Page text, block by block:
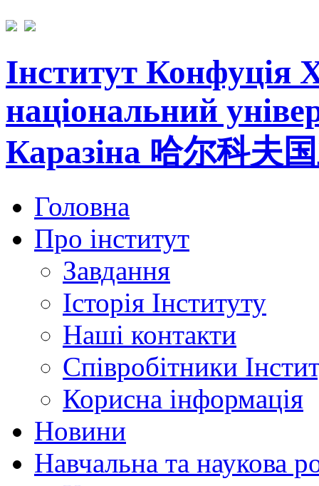
Інститут Конфуція
національний
Каразіна 哈尔科夫
Головна
Про інститут
Завдання
Історія Інституту
Наші контакти
Співробітники
Корисна інформація
Новини
Навчальна та наукова